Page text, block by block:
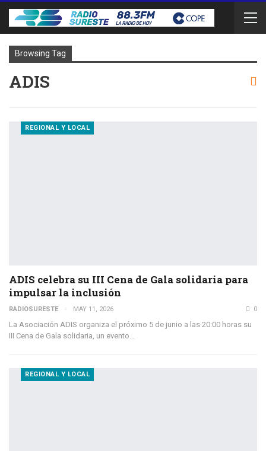
Browsing Tag
ADIS
REGIONAL Y LOCAL
ADIS celebra su III Cena de Gala solidaria para
impulsar la inclusión
RADIOSURESTE MAY 11, 2026 0
La Asociación ADIS organiza el próximo 5 de junio a las 20:00 horas su
III Cena de Gala solidaria, un evento…
REGIONAL Y LOCAL